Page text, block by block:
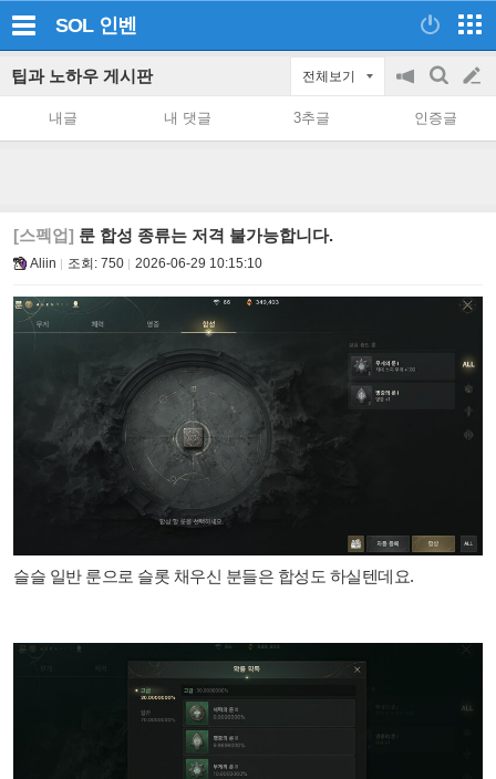
SOL 인벤
팁과 노하우 게시판 전체보기
공
on/off
검
색
글
쓰
내글 내 댓글 3추글 인증글
[스펙업] 룬 합성 종류는 저격 불가능합니다.
Aliin 조회: 750 2026-06-29 10:15:10
슬슬 일반 룬으로 슬롯 채우신 분들은 합성도 하실텐데요.